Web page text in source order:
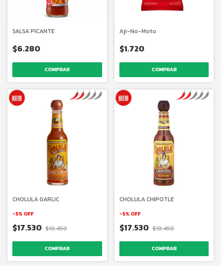
SALSA PICANTE
$6.280
Aji-No-Moto
$1.720
CHOLULA GARLIC
-5% OFF
$17.530 $18.450
CHOLULA CHIPOTLE
-5% OFF
$17.530 $18.450